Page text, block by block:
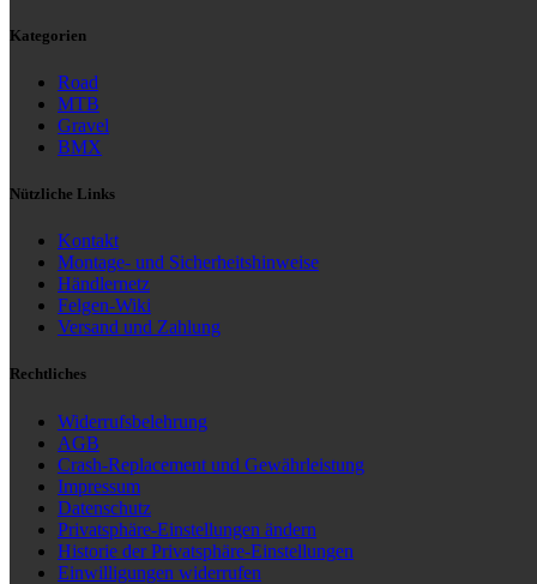
Kategorien
Road
MTB
Gravel
BMX
Nützliche Links
Kontakt
Montage- und Sicherheitshinweise
Händlernetz
Felgen-Wiki
Versand und Zahlung
Rechtliches
Widerrufsbelehrung
AGB
Crash-Replacement und Gewährleistung
Impressum
Datenschutz
Privatsphäre-Einstellungen ändern
Historie der Privatsphäre-Einstellungen
Einwilligungen widerrufen